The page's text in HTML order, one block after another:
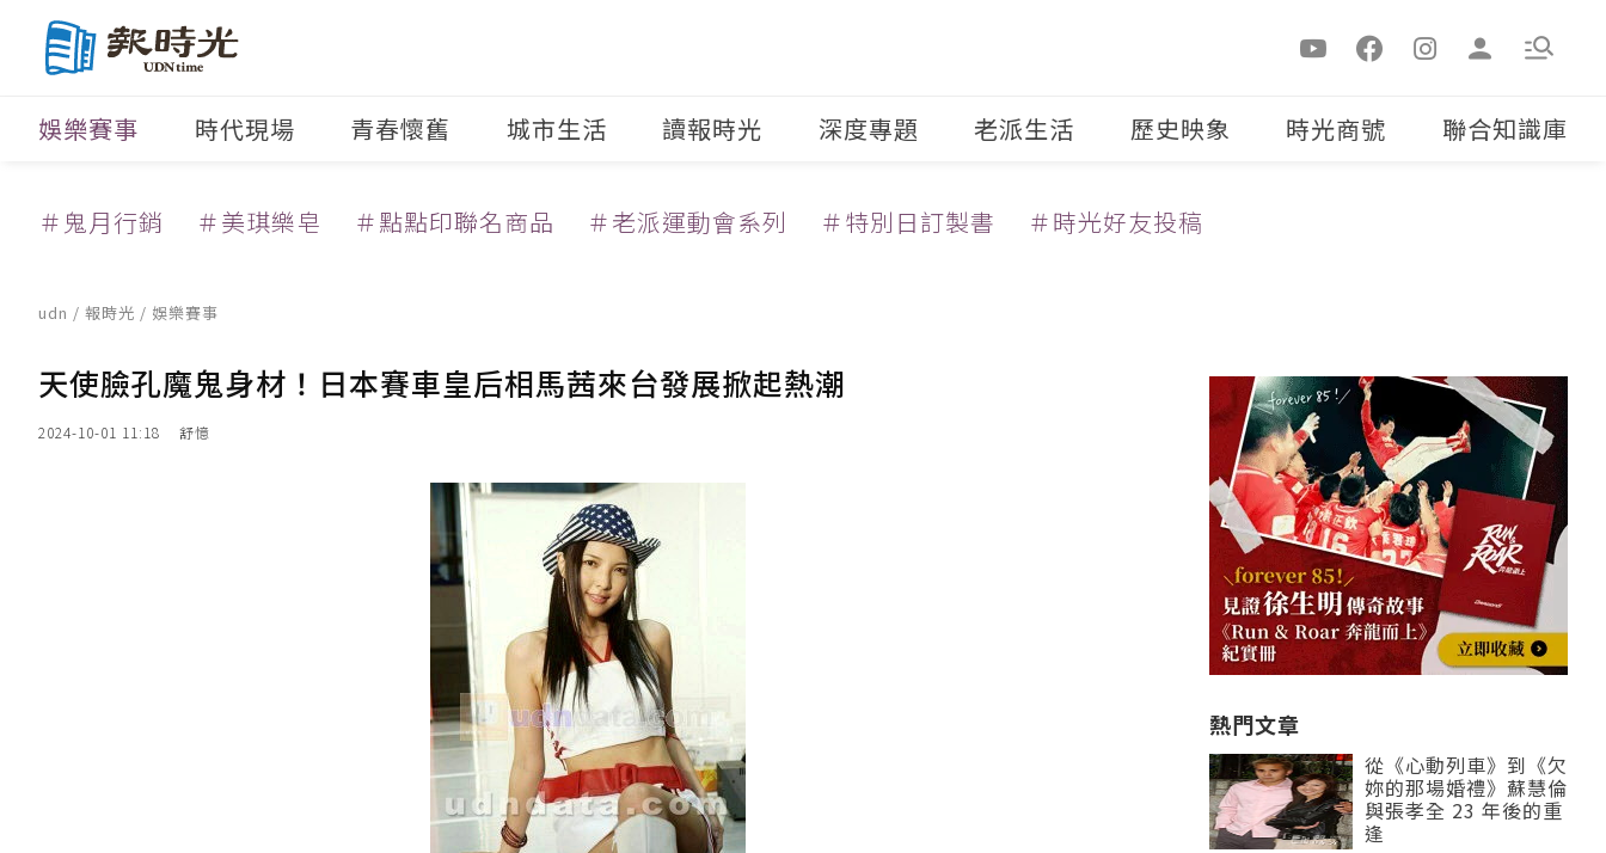
娛樂賽事 時代現場 青春懷舊 城市生活 讀報時光 深度專題 老派生活 歷史映象 時光商號 聯合知識庫
＃鬼月行銷 ＃美琪樂皂 ＃點點印聯名商品 ＃老派運動會系列 ＃特別日訂製書 ＃時光好友投稿
udn / 報時光 / 娛樂賽事
天使臉孔魔鬼身材！日本賽車皇后相馬茜來台發展掀起熱潮
2024-10-01 11:18 舒憶
熱門文章
從《心動列車》到《欠
妳的那場婚禮》蘇慧倫
與張孝全 23 年後的重
逢